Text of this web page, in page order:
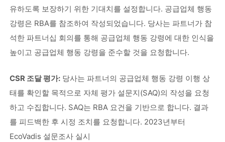
유하도록 보장하기 위한 기대치를 설정합니다. 공급업체 행동
강령은 RBA를 참조하여 작성되었습니다. 당사는 파트너가 참
석한 파트너십 회의를 통해 공급업체 행동 강령에 대한 인식을
높이고 공급업체 행동 강령을 준수할 것을 요청합니다.
CSR 조달 평가:당사는 파트너의 공급업체 행동 강령 이행 상
태를 확인할 목적으로 자체 평가 설문지(SAQ)의 작성을 요청
하고 수집합니다. SAQ는 RBA 요건을 기반으로 합니다. 결과
를 피드백한 후 시정 조치를 요청합니다. 2023년부터
EcoVadis 설문조사 실시